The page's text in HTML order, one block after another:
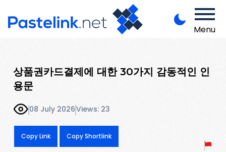
Menu
상품권카드결제에 대한 30가지 감동적인 인
용문
08 July 2026Views: 23
Copy Link Copy Shortlink